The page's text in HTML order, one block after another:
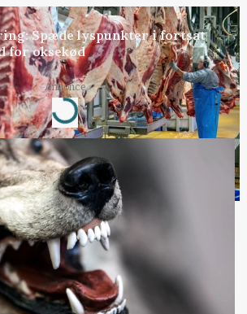
Spæde lyspunkter i fortsat
for oksekød
Annonce
Loading...